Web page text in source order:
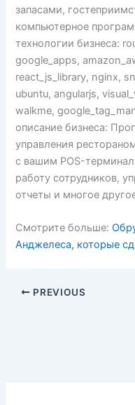
запасами,
компьютерное
технологии бизнеса:
google_apps,
react_js_library, nginx,
ubuntu, angularjs,
walkme,
описание бизнеса:
управления
с вашим POS-
работу сотрудников,
отчеты и многое
Смотрите больше:
Анджелеса, которые
PREVIOUS